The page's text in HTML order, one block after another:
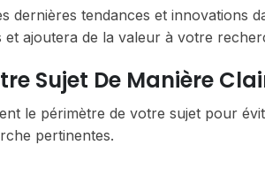
dernières tendances et innovations
et ajoutera de la valeur à votre
Sujet De Manière
le périmètre de votre sujet pour
pertinentes.